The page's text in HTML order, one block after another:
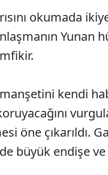
okumada
Yunan
kendi
öne çıkarıldı.
büyük endişe